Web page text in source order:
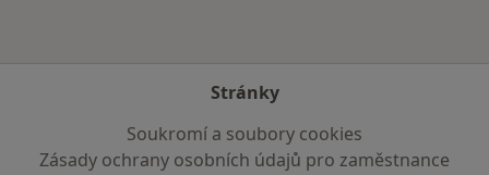
Stránky
Soukromí a soubory cookies
Zásady ochrany osobních údajů pro zaměstnance